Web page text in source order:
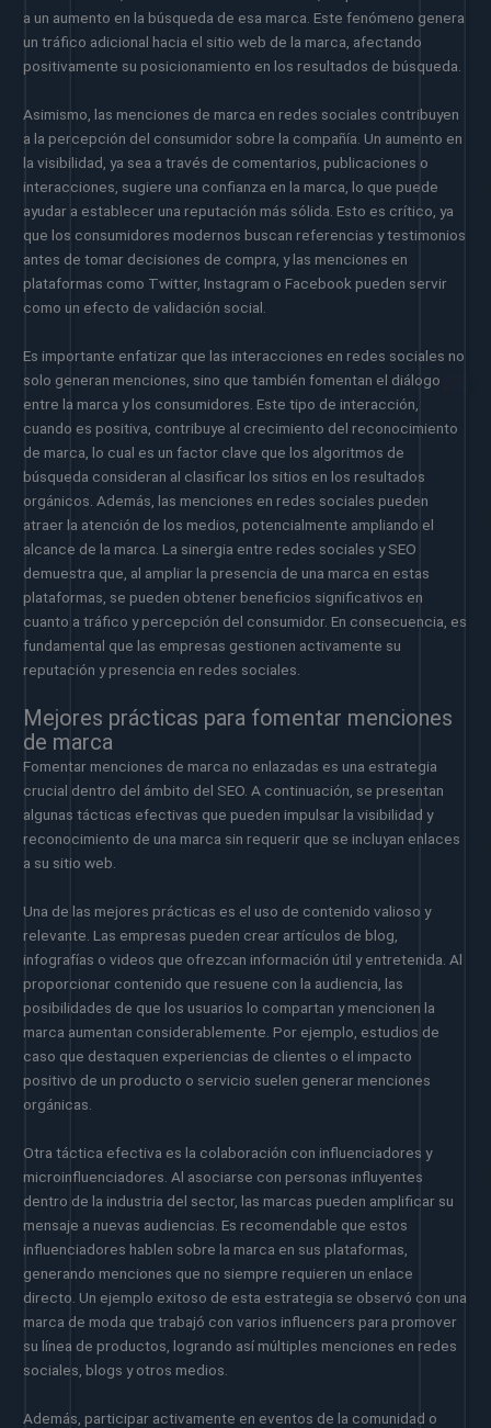
a un aumento en la búsqueda de esa marca. Este fenómeno genera
un tráfico adicional hacia el sitio web de la marca, afectando
positivamente su posicionamiento en los resultados de búsqueda.
Asimismo, las menciones de marca en redes sociales contribuyen
a la percepción del consumidor sobre la compañía. Un aumento en
la visibilidad, ya sea a través de comentarios, publicaciones o
interacciones, sugiere una confianza en la marca, lo que puede
ayudar a establecer una reputación más sólida. Esto es crítico, ya
que los consumidores modernos buscan referencias y testimonios
antes de tomar decisiones de compra, y las menciones en
plataformas como Twitter, Instagram o Facebook pueden servir
como un efecto de validación social.
Es importante enfatizar que las interacciones en redes sociales no
solo generan menciones, sino que también fomentan el diálogo
entre la marca y los consumidores. Este tipo de interacción,
cuando es positiva, contribuye al crecimiento del reconocimiento
de marca, lo cual es un factor clave que los algoritmos de
búsqueda consideran al clasificar los sitios en los resultados
orgánicos. Además, las menciones en redes sociales pueden
atraer la atención de los medios, potencialmente ampliando el
alcance de la marca. La sinergia entre redes sociales y SEO
demuestra que, al ampliar la presencia de una marca en estas
plataformas, se pueden obtener beneficios significativos en
cuanto a tráfico y percepción del consumidor. En consecuencia, es
fundamental que las empresas gestionen activamente su
reputación y presencia en redes sociales.
Mejores prácticas para fomentar menciones
de marca
Fomentar menciones de marca no enlazadas es una estrategia
crucial dentro del ámbito del SEO. A continuación, se presentan
algunas tácticas efectivas que pueden impulsar la visibilidad y
reconocimiento de una marca sin requerir que se incluyan enlaces
a su sitio web.
Una de las mejores prácticas es el uso de contenido valioso y
relevante. Las empresas pueden crear artículos de blog,
infografías o videos que ofrezcan información útil y entretenida. Al
proporcionar contenido que resuene con la audiencia, las
posibilidades de que los usuarios lo compartan y mencionen la
marca aumentan considerablemente. Por ejemplo, estudios de
caso que destaquen experiencias de clientes o el impacto
positivo de un producto o servicio suelen generar menciones
orgánicas.
Otra táctica efectiva es la colaboración con influenciadores y
microinfluenciadores. Al asociarse con personas influyentes
dentro de la industria del sector, las marcas pueden amplificar su
mensaje a nuevas audiencias. Es recomendable que estos
influenciadores hablen sobre la marca en sus plataformas,
generando menciones que no siempre requieren un enlace
directo. Un ejemplo exitoso de esta estrategia se observó con una
marca de moda que trabajó con varios influencers para promover
su línea de productos, logrando así múltiples menciones en redes
sociales, blogs y otros medios.
Además, participar activamente en eventos de la comunidad o